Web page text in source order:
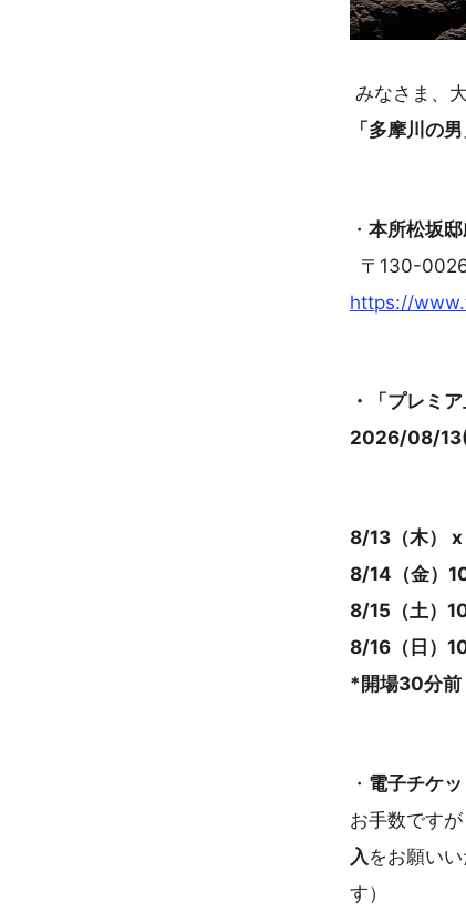
みなさま、
「多摩川の男
・ 本所松坂
〒130-
https://
・「プレミ
2026/08/
8/13（木
8/14（金）
8/15（土）
8/16（日）
*開場30分前
・ 電子チケ
お手数ですが
入 をお願い
す）